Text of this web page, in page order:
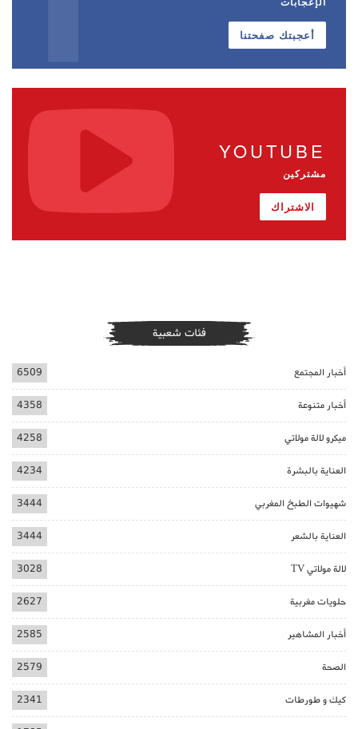
أعجبتك صفحتنا
YOUTUBE
مشتركين
الاشتراك
فئات شعبية
أخبار المجتمع 6509
أخبار متنوعة 4358
ميكرو لالة مولاتي 4258
العناية بالبشرة 4234
شهيوات الطبخ المغربي 3444
العناية بالشعر 3444
لالة مولاتي TV 3028
حلويات مغربية 2627
أخبار المشاهير 2585
الصحة 2579
كيك و طورطات 2341